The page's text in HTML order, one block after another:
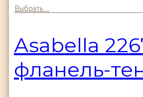
Выбрать ...
Аsabella
фланель-